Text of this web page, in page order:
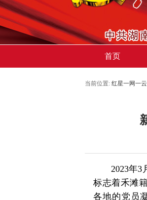
首页
当前位置: 红星一网一云
2023年3
标志着禾滩
各地的党员